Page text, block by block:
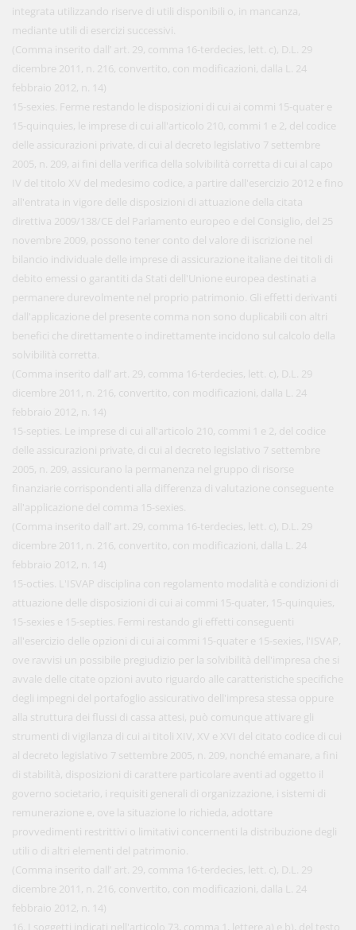
integrata utilizzando riserve di utili disponibili o, in mancanza,
mediante utili di esercizi successivi.
(Comma inserito dall’ art. 29, comma 16-terdecies, lett. c), D.L. 29
dicembre 2011, n. 216, convertito, con modificazioni, dalla L. 24
febbraio 2012, n. 14)
15-sexies. Ferme restando le disposizioni di cui ai commi 15-quater e
15-quinquies, le imprese di cui all'articolo 210, commi 1 e 2, del codice
delle assicurazioni private, di cui al decreto legislativo 7 settembre
2005, n. 209, ai fini della verifica della solvibilità corretta di cui al capo
IV del titolo XV del medesimo codice, a partire dall'esercizio 2012 e fino
all'entrata in vigore delle disposizioni di attuazione della citata
direttiva 2009/138/CE del Parlamento europeo e del Consiglio, del 25
novembre 2009, possono tener conto del valore di iscrizione nel
bilancio individuale delle imprese di assicurazione italiane dei titoli di
debito emessi o garantiti da Stati dell'Unione europea destinati a
permanere durevolmente nel proprio patrimonio. Gli effetti derivanti
dall'applicazione del presente comma non sono duplicabili con altri
benefici che direttamente o indirettamente incidono sul calcolo della
solvibilità corretta.
(Comma inserito dall’ art. 29, comma 16-terdecies, lett. c), D.L. 29
dicembre 2011, n. 216, convertito, con modificazioni, dalla L. 24
febbraio 2012, n. 14)
15-septies. Le imprese di cui all'articolo 210, commi 1 e 2, del codice
delle assicurazioni private, di cui al decreto legislativo 7 settembre
2005, n. 209, assicurano la permanenza nel gruppo di risorse
finanziarie corrispondenti alla differenza di valutazione conseguente
all'applicazione del comma 15-sexies.
(Comma inserito dall’ art. 29, comma 16-terdecies, lett. c), D.L. 29
dicembre 2011, n. 216, convertito, con modificazioni, dalla L. 24
febbraio 2012, n. 14)
15-octies. L'ISVAP disciplina con regolamento modalità e condizioni di
attuazione delle disposizioni di cui ai commi 15-quater, 15-quinquies,
15-sexies e 15-septies. Fermi restando gli effetti conseguenti
all'esercizio delle opzioni di cui ai commi 15-quater e 15-sexies, l'ISVAP,
ove ravvisi un possibile pregiudizio per la solvibilità dell'impresa che si
avvale delle citate opzioni avuto riguardo alle caratteristiche specifiche
degli impegni del portafoglio assicurativo dell'impresa stessa oppure
alla struttura dei flussi di cassa attesi, può comunque attivare gli
strumenti di vigilanza di cui ai titoli XIV, XV e XVI del citato codice di cui
al decreto legislativo 7 settembre 2005, n. 209, nonché emanare, a fini
di stabilità, disposizioni di carattere particolare aventi ad oggetto il
governo societario, i requisiti generali di organizzazione, i sistemi di
remunerazione e, ove la situazione lo richieda, adottare
provvedimenti restrittivi o limitativi concernenti la distribuzione degli
utili o di altri elementi del patrimonio.
(Comma inserito dall’ art. 29, comma 16-terdecies, lett. c), D.L. 29
dicembre 2011, n. 216, convertito, con modificazioni, dalla L. 24
febbraio 2012, n. 14)
16. I soggetti indicati nell'articolo 73, comma 1, lettere a) e b), del testo